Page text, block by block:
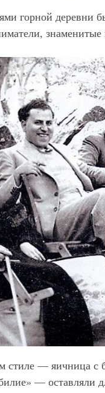
горной
знаменитые
стиле — яичница
— оставляли